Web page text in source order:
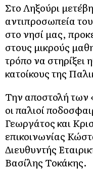
Στο Ληξούρι
αντιπροσωπεία
στο νησί μας,
στους μικρούς
τρόπο να στηρίξει
κατοίκους της
Την αποστολή των
οι παλιοί
Γεωργάτος και
επικοινωνίας
Διευθυντής
Βασίλης Τοκάκης.